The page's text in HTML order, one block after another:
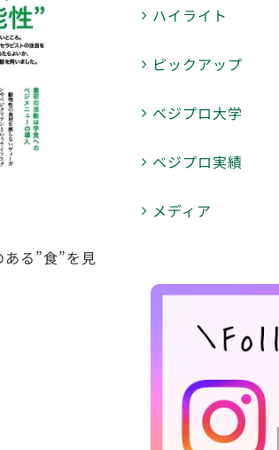
る”食”を見
ハイライト
ピックアップ
ベジプロ大学
ベジプロ実績
メディア